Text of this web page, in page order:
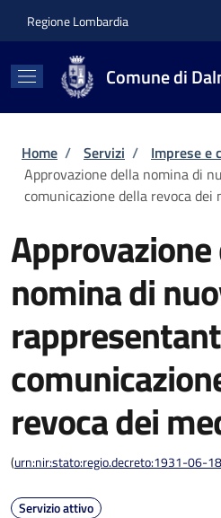
Regione Lombardia
Comune di
Briciole di pane
Home / Servizi / Imprese e
Approvazione della nomina di
comunicazione della revoca dei
nomina di
revoca dei
(urn:nir:stato:regio.decreto:1931-06-
Servizio attivo